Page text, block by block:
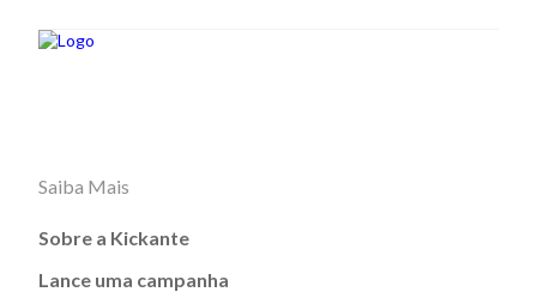
Saiba Mais
Sobre a Kickante
Lance uma campanha